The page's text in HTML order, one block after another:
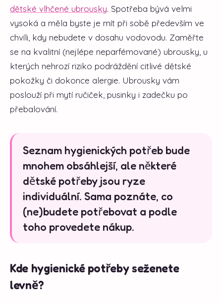
dětské vlhčené ubrousky. Spotřeba bývá velmi
vysoká a měla byste je mít při sobě především ve
chvíli, kdy nebudete v dosahu vodovodu. Zaměřte
se na kvalitní (nejlépe neparfémované) ubrousky, u
kterých nehrozí riziko podráždění citlivé dětské
pokožky či dokonce alergie. Ubrousky vám
poslouží při mytí ručiček, pusinky i zadečku po
přebalování.
Seznam hygienických potřeb bude
mnohem obsáhlejší, ale některé
dětské potřeby jsou ryze
individuální. Sama poznáte, co
(ne)budete potřebovat a podle
toho provedete nákup.
Kde hygienické potřeby seženete
levně?